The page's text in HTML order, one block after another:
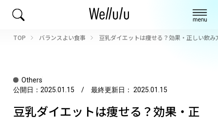
TOP バランスよい食事 豆乳ダイエットは痩せる？効果・正しい飲
Others
公開日： 2025.01.15 / 最終更新日： 2025.01.15
豆乳ダイエットは痩せる？効果・正